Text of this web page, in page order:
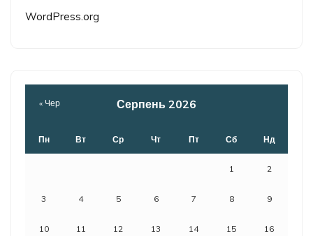
WordPress.org
Серпень 2026
Пн Вт Ср Чт Пт Сб Нд
1 2
3 4 5 6 7 8 9
10 11 12 13 14 15 16
« Чер